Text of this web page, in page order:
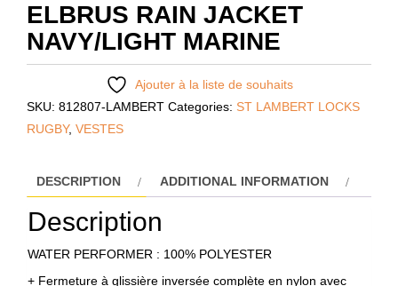
ELBRUS RAIN JACKET
NAVY/LIGHT MARINE
Ajouter à la liste de souhaits
SKU: 812807-LAMBERT Categories: ST LAMBERT LOCKS
RUGBY, VESTES
DESCRIPTION ADDITIONAL INFORMATION
Description
WATER PERFORMER : 100% POLYESTER
+ Fermeture à glissière inversée complète en nylon avec